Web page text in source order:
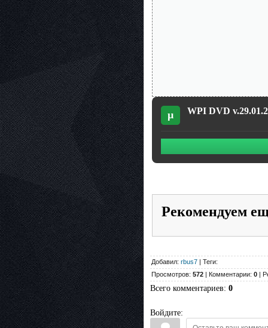
µ WPI DVD
Рекомендуем
Добавил: rbus7 | Теги:
Просмотров: 572 | Комментарии: 0 |
Всего комментариев: 0
Войдите: